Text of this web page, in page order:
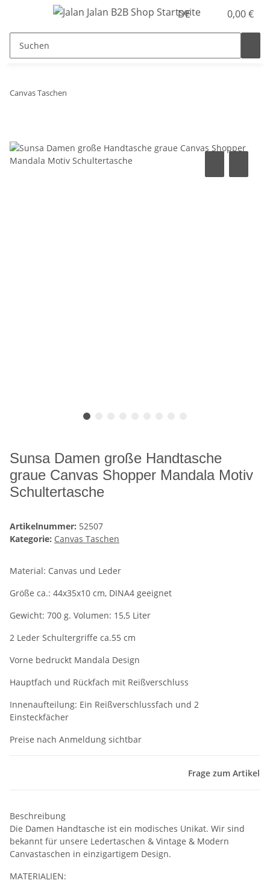
DE 0,00 €
Canvas Taschen
Sunsa Damen große Handtasche
graue Canvas Shopper Mandala Motiv
Schultertasche
Artikelnummer: 52507
Kategorie: Canvas Taschen
Material: Canvas und Leder
Größe ca.: 44x35x10 cm, DINA4 geeignet
Gewicht: 700 g. Volumen: 15,5 Liter
2 Leder Schultergriffe ca.55 cm
Vorne bedruckt Mandala Design
Hauptfach und Rückfach mit Reißverschluss
Innenaufteilung: Ein Reißverschlussfach und 2
Einsteckfächer
Preise nach Anmeldung sichtbar
Frage zum Artikel
Beschreibung
Die Damen Handtasche ist ein modisches Unikat. Wir sind
bekannt für unsere Ledertaschen & Vintage & Modern
Canvastaschen in einzigartigem Design.
MATERIALIEN: